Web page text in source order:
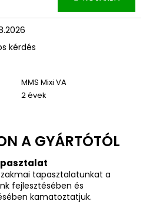
MMS Mixi VA
2 évek
kérdés
tapasztalatunkat a
fejlesztésében és
kamatoztatjuk.